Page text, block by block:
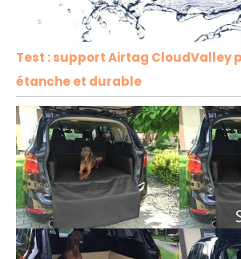
Test : support Airtag CloudValley
étanche et durable